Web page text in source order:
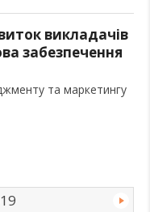
викладачів
забезпечення
та маркетингу